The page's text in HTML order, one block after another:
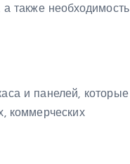
также необходимость
и панелей, которые
коммерческих